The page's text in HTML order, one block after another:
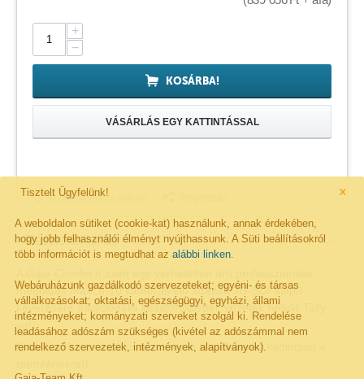
×
Tisztelt Ügyfelünk!
A weboldalon sütiket (cookie-kat) használunk, annak érdekében,
hogy jobb felhasználói élményt nyújthassunk. A Süti beállításokról
több információt is megtudhat az alábbi linken.
Webáruházunk gazdálkodó szervezeteket; egyéni- és társas
vállalkozásokat; oktatási, egészségügyi, egyházi, állami
intézményeket; kormányzati szerveket szolgál ki. Rendelése
leadásához adószám szükséges (kivétel az adószámmal nem
rendelkező szervezetek, intézmények, alapítványok).
+
−
KOSÁRBA!
VÁSÁRLÁS EGY KATTINTÁSSAL
Kivánságlistára rakom
Részletes leírás
megoldás max. 8-10 kamerás élő adások 3G-SDI alapú
keverésére tradicionális kezelőfelülettel, vezeték nélküli Tally-
val.
Gaia Combo II Szett komponensek (részletekért kattintson a